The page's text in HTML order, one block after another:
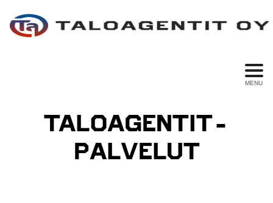
MENU
TALOAGENTIT-
PALVELUT